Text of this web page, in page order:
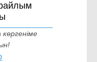
көргеніме